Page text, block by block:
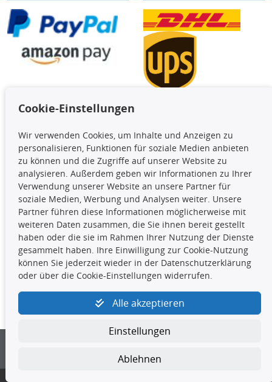
Die hier angezeigten Daten,
insbesondere die gesamte Datenbank,
dürfen nicht kopiert werden. Es ist zu
unterlassen, die Daten oder die gesamte Datenbank ohne
vorherige Zustimmung TecDocs zu vervielfältigen, zu
verbreiten und/oder diese Handlungen durch Dritte ausführen
zu lassen. Ein Zuwiderhandeln stellt eine
Urheberrechtsverletzung dar und wird verfolgt.
Kontakt
kundenservice@4yourcar.de
Cookie-Einstellungen
Wir verwenden Cookies, um Inhalte und Anzeigen zu
personalisieren, Funktionen für soziale Medien anbieten
zu können und die Zugriffe auf unserer Website zu
analysieren. Außerdem geben wir Informationen zu Ihrer
Verwendung unserer Website an unsere Partner für
soziale Medien, Werbung und Analysen weiter. Unsere
Partner führen diese Informationen möglicherweise mit
weiteren Daten zusammen, die Sie ihnen bereit gestellt
haben oder die sie im Rahmen Ihrer Nutzung der Dienste
gesammelt haben. Ihre Einwilligung zur Cookie-Nutzung
können Sie jederzeit wieder in der Datenschutzerklärung
oder über die Cookie-Einstellungen widerrufen.
Alle akzeptieren
Einstellungen
Ablehnen